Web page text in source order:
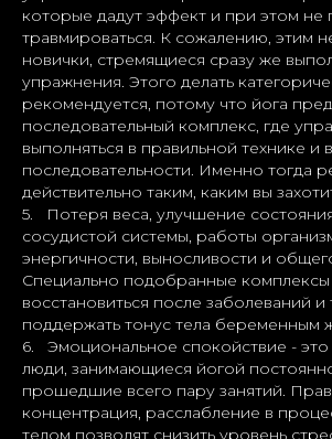
которые дадут эффект и при этом не
травмироваться. К сожалению, этим
новички, стремящиеся сразу же
упражнения. Этого делать
рекомендуется, потому что йога
последовательный комплекс, где
выполняться в правильной технике и
последовательности. Именно тогда
действительно таким, каким вы
5. Потеря веса, улучшение
сосудистой системы, работы
энергичности, выносливости и
Специально подобранные комплексы
восстановиться после заболеваний и
поддержать тонус тела беременным
6. Эмоциональное спокойствие - это
люди, занимающиеся йогой
прошедшие всего пару занятий.
концентрация, расслабление в
телом позволят снизить уровень